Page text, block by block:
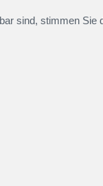
sind, stimmen